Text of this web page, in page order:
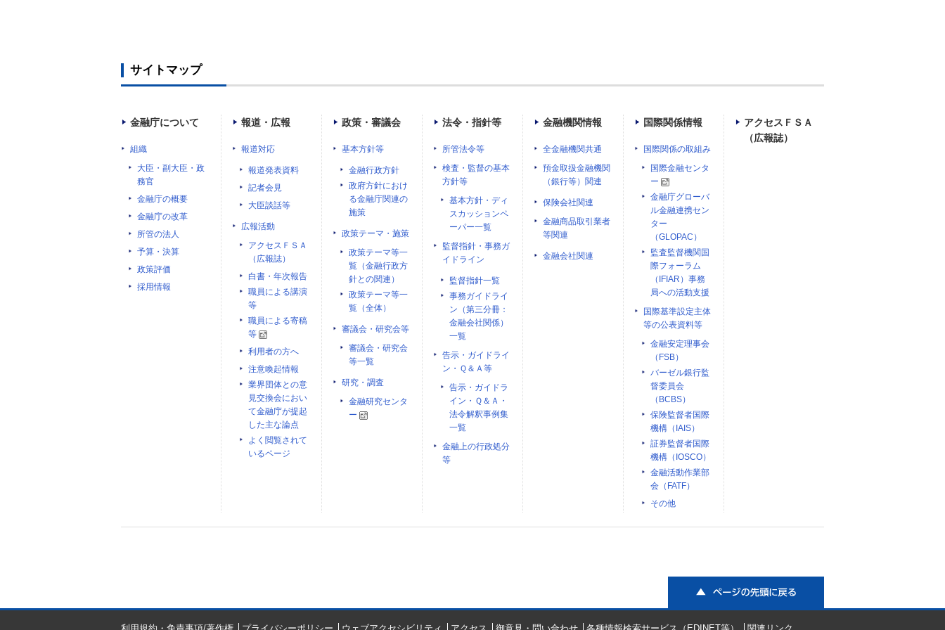
サイトマップ
金融庁について
組織
大臣・副大臣・政
務官
金融庁の概要
金融庁の改革
所管の法人
予算・決算
政策評価
採用情報
報道・広報
報道対応
報道発表資料
記者会見
大臣談話等
広報活動
アクセスＦＳＡ
（広報誌）
白書・年次報告
職員による講演
等
職員による寄稿
等
利用者の方へ
注意喚起情報
業界団体との意
見交換会におい
て金融庁が提起
した主な論点
よく閲覧されて
いるページ
政策・審議会
基本方針等
金融行政方針
政府方針におけ
る金融庁関連の
施策
政策テーマ・施策
政策テーマ等一
覧（金融行政方
針との関連）
政策テーマ等一
覧（全体）
審議会・研究会等
審議会・研究会
等一覧
研究・調査
金融研究センタ
ー
法令・指針等
所管法令等
検査・監督の基本
方針等
基本方針・ディ
スカッションペ
ーパー一覧
監督指針・事務ガ
イドライン
監督指針一覧
事務ガイドライ
ン（第三分冊：
金融会社関係）
一覧
告示・ガイドライ
ン・Ｑ＆Ａ等
告示・ガイドラ
イン・Ｑ＆Ａ・
法令解釈事例集
一覧
金融上の行政処分
等
金融機関情報
全金融機関共通
預金取扱金融機関
（銀行等）関連
保険会社関連
金融商品取引業者
等関連
金融会社関連
国際関係情報
国際関係の取組み
国際金融センタ
ー
金融庁グローバ
ル金融連携セン
ター
（GLOPAC）
監査監督機関国
際フォーラム
（IFIAR）事務
局への活動支援
国際基準設定主体
等の公表資料等
金融安定理事会
（FSB）
バーゼル銀行監
督委員会
（BCBS）
保険監督者国際
機構（IAIS）
証券監督者国際
機構（IOSCO）
金融活動作業部
会（FATF）
その他
アクセスＦＳＡ
（広報誌）